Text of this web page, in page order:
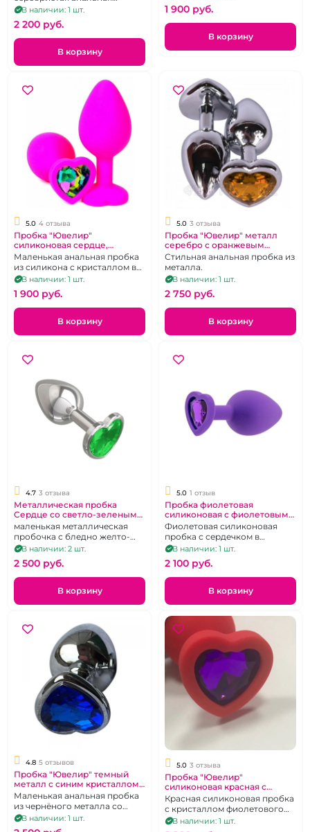
пробочка с цветным
кристаллом в виде сердечка.
В наличии: 1 шт.
2 200 pуб.
В корзину
основании. М
1 900 pуб.
В корзину
5.0 4 отзыва
Пробка "Ювелир"
силиконовая сердце,
цветной кристалл размер S
Маленькая анальная пробка
из силикона с кристаллом в
виде сердца
В наличии: 1 шт.
1 900 pуб.
В корзину
5.0 3 отзыва
Пробка "Ювелир" металл
серебро с оранжевым
кристаллом в форме сердца.
Стильная анальная пробка из
металла.
В наличии: 1 шт.
2 750 pуб.
В корзину
4.7 3 отзыва
Металлическая пробка
Сердце со светло-зеленым
хризолитовым стразом
"Ювелир"
маленькая металлическая
пробочка с бледно желто-
зеленым кристаллом в виде
В наличии: 2 шт.
2 500 pуб.
В корзину
5.0 1 отзыв
Пробка фиолетовая
силиконовая с фиолетовым
кристаллом сердцем
"Ювелир" М
Фиолетовая силиконовая
пробка с сердечком в
основании
В наличии: 1 шт.
2 100 pуб.
В корзину
4.8 5 отзывов
Пробка "Ювелир" темный
металл с синим кристаллом
сердце s
Маленькая анальная пробка
из чернёного металла со
стразом "сапфиром" в форме
В наличии: 1 шт.
5.0 3 отзыва
Пробка "Ювелир"
силиконовая красная с
фиолетовым кристаллом
сердце L
Красная силиконовая пробка
с кристаллом фиолетового
цвета в форме сердца
В наличии: 1 шт.